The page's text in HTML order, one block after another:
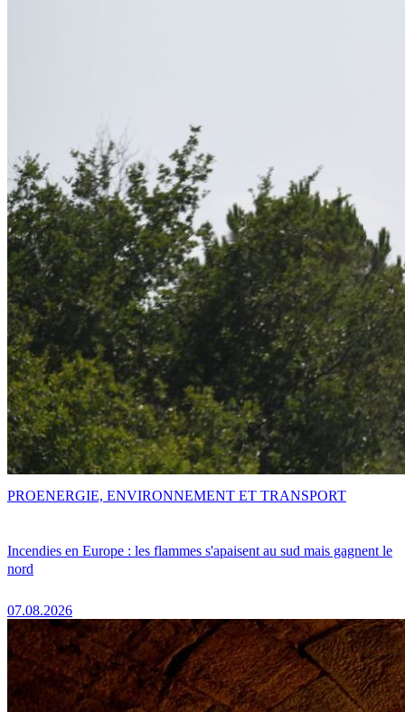
Incendies en Europe : les flammes s'apaisent au sud mais gagnent le
nord
07.08.2026
PROENERGIE, ENVIRONNEMENT ET TRANSPORT